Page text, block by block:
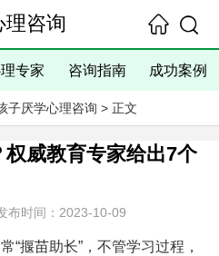
理咨询
专家 咨询指南 成功案例
子厌学心理咨询 > 正文
威教育专家给出7个
布时间：2023-10-09
苗助长”，不管学习过程，